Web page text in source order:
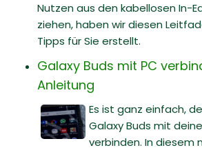
Nutzen aus den kabellosen In-
ziehen, haben wir diesen
Tipps für Sie erstellt.
Galaxy Buds mit PC
Anleitung
Es ist ganz einfach,
Galaxy Buds mit
verbinden. In diesem